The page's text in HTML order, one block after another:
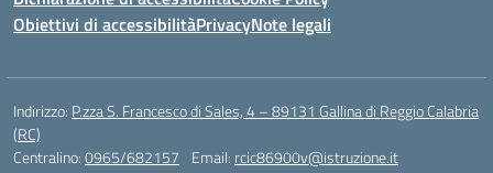
Obiettivi di accessibilitàPrivacyNote legali
Indirizzo: P.zza S. Francesco di Sales, 4 – 89131 Gallina di Reggio Calabria
(RC)
Centralino:0965/682157 Email: rcic86900v@istruzione.it